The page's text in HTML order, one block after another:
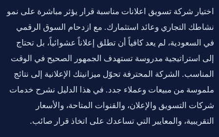
اختيار شركة تسويق اعلانات مناسبة قرار يؤثر مباشرة على نمو
نشاطك التجاري وعائد استثمارك. مع ازدحام السوق الرقمي
في السعودية، لم يعد كافياً أن تطلق إعلاناً عشوائياً، بل تحتاج
إلى استراتيجية مدروسة تستهدف الجمهور الصحيح في الوقت
المناسب. الشركة المحترفة تحوّل ميزانيتك الإعلانية إلى نتائج
ملموسة من مبيعات وعملاء جدد. في هذا الدليل نشرح خدمات
شركات التسويق والإعلان، والقنوات المتاحة، والأسعار
التقريبية، والمعايير التي تساعدك على اتخاذ قرار صائب.